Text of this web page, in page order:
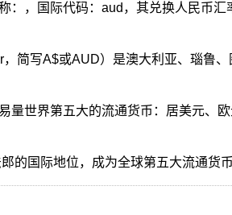
：，国际代码：aud，其兑换人民币汇
简写A$或AUD）是澳大利亚、瑙鲁
量世界第五大的流通货币：居美元、欧
的国际地位，成为全球第五大流通货币